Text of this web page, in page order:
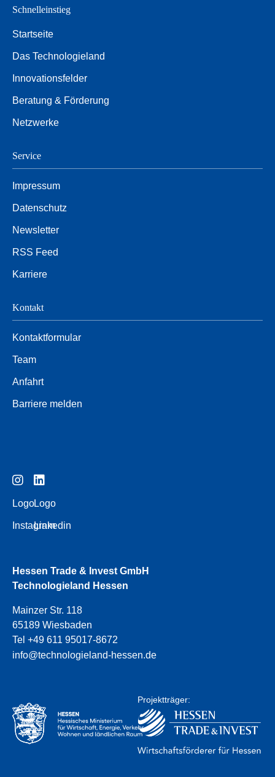
Schnelleinstieg
Startseite
Das Technologieland
Innovationsfelder
Beratung & Förderung
Netzwerke
Service
Impressum
Datenschutz
Newsletter
RSS Feed
Karriere
Kontakt
Kontaktformular
Team
Anfahrt
Barriere melden
Logo
Instagram
Logo
Linkedin
Hessen Trade & Invest GmbH
Technologieland Hessen
Mainzer Str. 118
65189 Wiesbaden
Tel +49 611 95017-8672
info@technologieland-hessen.de
Projektträger: